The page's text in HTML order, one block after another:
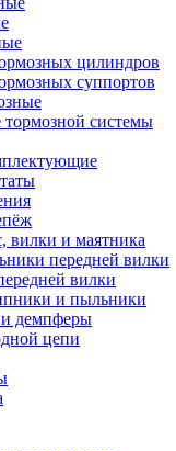
цилиндров
суппортов
системы
вилки и маятника
передней вилки
вилки
и пыльники
демпферы
цепи